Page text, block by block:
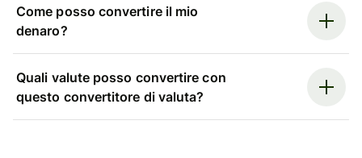
Come posso convertire il mio
denaro?
Quali valute posso convertire con
questo convertitore di valuta?